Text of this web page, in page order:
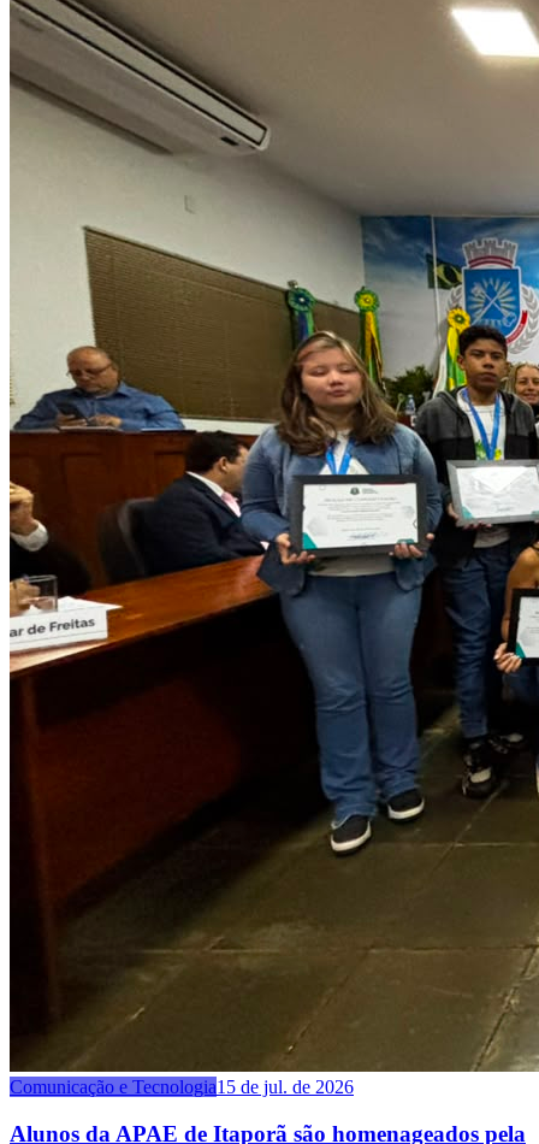
Comunicação e Tecnologia15 de jul. de 2026
Alunos da APAE de Itaporã são homenageados pela